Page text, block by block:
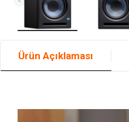
Ürün Açıklaması